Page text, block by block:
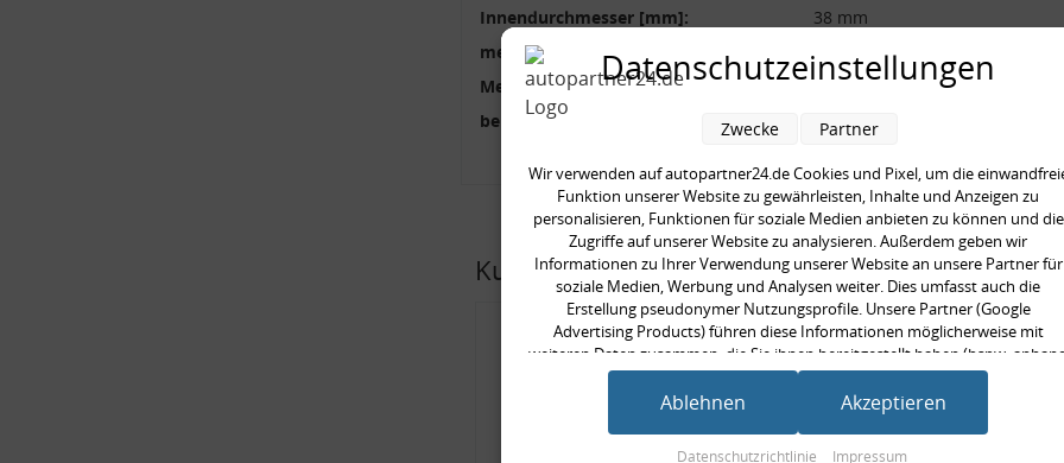
Innendurchmesser [mm]:
38 mm
mehrteilig:
zweiteilig
Mengeneinheit:
Satz
benötigte Stückzahl:
1
Kunden kauften auch
Datenschutzeinstellungen
Wir verwenden auf autopartner24.de Cookies und Pixel, um die
Funktion unserer Website zu gewährleisten, Inhalte und Anzeigen zu
personalisieren, Funktionen für soziale Medien anbieten zu können und die
Zugriffe auf unserer Website zu analysieren. Außerdem geben wir
Informationen zu Ihrer Verwendung unserer Website an unsere Partner für
soziale Medien, Werbung und Analysen weiter. Dies umfasst auch die
Erstellung pseudonymer Nutzungsprofile. Unsere Partner (Google
Advertising Products) führen diese Informationen möglicherweise mit
weiteren Daten zusammen, die Sie ihnen bereitgestellt haben (bspw.
eines persönlichen Accounts) oder welche sie im Rahmen Ihrer Nutzung der
Dienste gesammelt haben (bspw. Nutzungsdaten anderer Geräte). Ihre
Einwilligung zur Nutzung von Cookies und Pixeln können Sie jederzeit
Datenschutzrichtlinie Impressum
Zwecke Partner
Ablehnen Akzeptieren